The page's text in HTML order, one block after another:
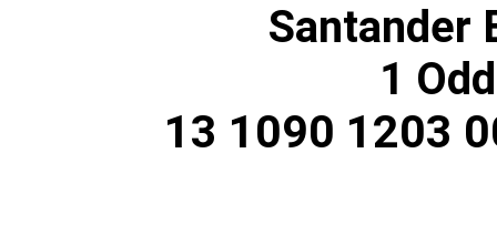
Santander
1
13 1090 1203